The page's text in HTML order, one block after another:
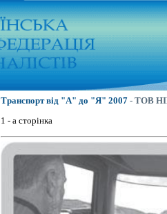
Транспорт від "А" до "Я" 2007 - ТОВ
1 - а сторінка